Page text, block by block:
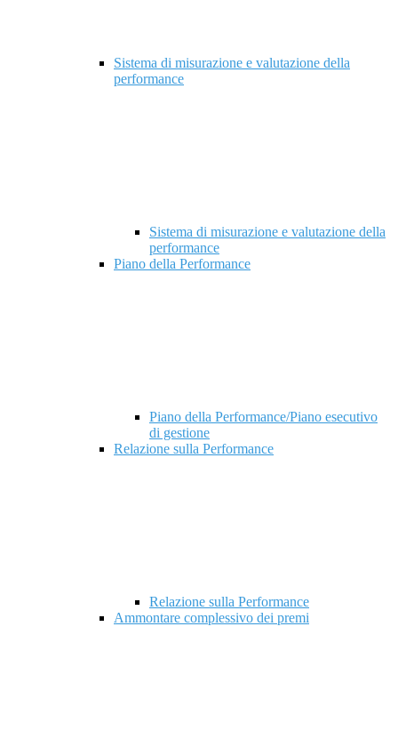
Sistema di misurazione e valutazione della
performance
Sistema di misurazione e valutazione della
performance
Piano della Performance
Piano della Performance/Piano esecutivo
di gestione
Relazione sulla Performance
Relazione sulla Performance
Ammontare complessivo dei premi